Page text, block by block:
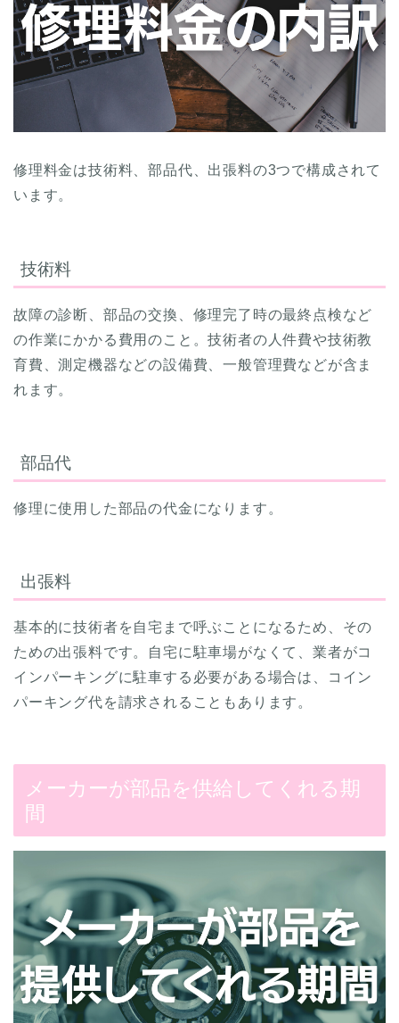
修理料金は技術料、部品代、出張料の3つで構成されて
います。
技術料
故障の診断、部品の交換、修理完了時の最終点検など
の作業にかかる費用のこと。技術者の人件費や技術教
育費、測定機器などの設備費、一般管理費などが含ま
れます。
部品代
修理に使用した部品の代金になります。
出張料
基本的に技術者を自宅まで呼ぶことになるため、その
ための出張料です。自宅に駐車場がなくて、業者がコ
インパーキングに駐車する必要がある場合は、コイン
パーキング代を請求されることもあります。
メーカーが部品を供給してくれる期
間